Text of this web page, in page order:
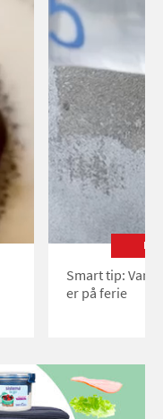
Smart tip:
er på ferie